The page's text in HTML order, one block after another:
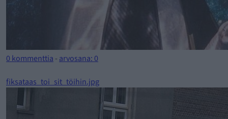
0 kommenttia - arvosana: 0
fiksataas_toi_sit_töihin.jpg